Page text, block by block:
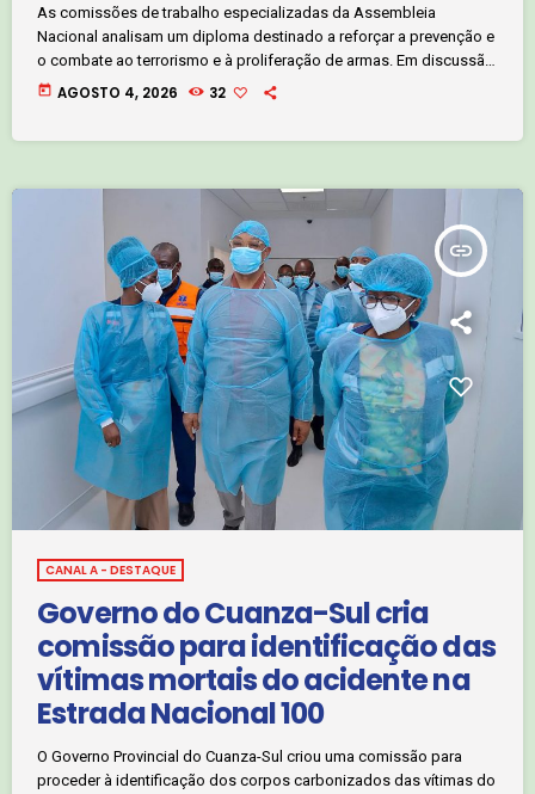
As comissões de trabalho especializadas da Assembleia
Nacional analisam um diploma destinado a reforçar a prevenção e
o combate ao terrorismo e à proliferação de armas. Em discussão
está a Proposta de Lei sobre a Designação e Execução de Actos
today AGOSTO 4, 2026 32
insert_link
CANAL A - DESTAQUE
Governo do Cuanza-Sul cria
comissão para identificação das
vítimas mortais do acidente na
Estrada Nacional 100
O Governo Provincial do Cuanza-Sul criou uma comissão para
proceder à identificação dos corpos carbonizados das vítimas do